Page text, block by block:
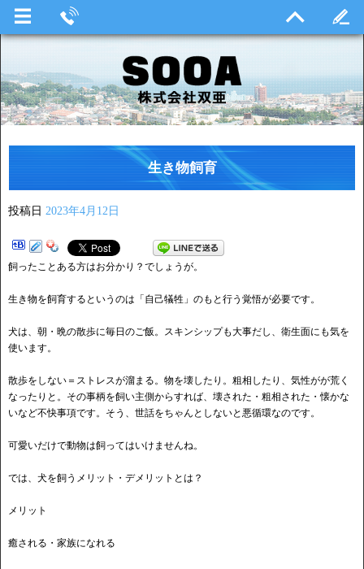
生き物飼育
投稿日 2023年4月12日
飼ったことある方はお分かり？でしょうが。
生き物を飼育するというのは「自己犠牲」のもと行う覚悟が必要です。
犬は、朝・晩の散歩に毎日のご飯。スキンシップも大事だし、衛生面にも気を
使います。
散歩をしない＝ストレスが溜まる。物を壊したり。粗相したり、気性がが荒く
なったりと。その事柄を飼い主側からすれば、壊された・粗相された・懐かな
いなど不快事項です。そう、世話をちゃんとしないと悪循環なのです。
可愛いだけで動物は飼ってはいけませんね。
では、犬を飼うメリット・デメリットとは？
メリット
癒される・家族になれる